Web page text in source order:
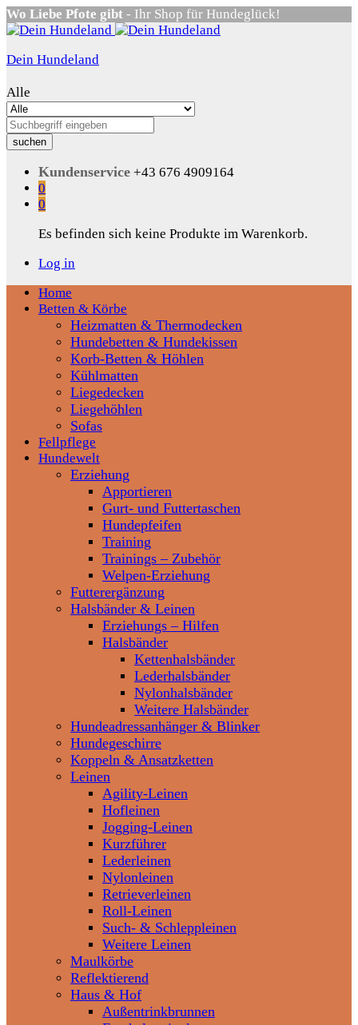
Wo Liebe Pfote gibt - Ihr Shop für Hundeglück!
Dein Hundeland
Alle
suchen
Kundenservice +43 676 4909164
0
0
Es befinden sich keine Produkte im Warenkorb.
Log in
Home
Betten & Körbe
Heizmatten & Thermodecken
Hundebetten & Hundekissen
Korb-Betten & Höhlen
Kühlmatten
Liegedecken
Liegehöhlen
Sofas
Fellpflege
Hundewelt
Erziehung
Apportieren
Gurt- und Futtertaschen
Hundepfeifen
Training
Trainings – Zubehör
Welpen-Erziehung
Futterergänzung
Halsbänder & Leinen
Erziehungs – Hilfen
Halsbänder
Kettenhalsbänder
Lederhalsbänder
Nylonhalsbänder
Weitere Halsbänder
Hundeadressanhänger & Blinker
Hundegeschirre
Koppeln & Ansatzketten
Leinen
Agility-Leinen
Hofleinen
Jogging-Leinen
Kurzführer
Lederleinen
Nylonleinen
Retrieverleinen
Roll-Leinen
Such- & Schleppleinen
Weitere Leinen
Maulkörbe
Reflektierend
Haus & Hof
Außentrinkbrunnen